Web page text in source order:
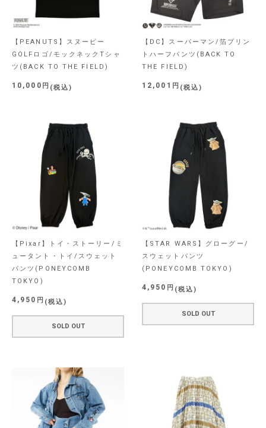
【PEANUTS】スヌーピー
GOLFロゴ/モックネックTシャ
ツ(BACK TO THE FIELD)
10,000 税込
【DC】スーパーマン/箔プリン
トハーフパンツ(BACK TO
THE FIELD)
12,001 税込
【Pixar】トイ・ストーリー/ミ
ュータント・トイ/スウェット
パンツ(PONEYCOMB
TOKYO)
4,950 税込
SOLD OUT
【STAR WARS】グローグー/
スウェットパンツ
(PONEYCOMB TOKYO)
4,950 税込
SOLD OUT